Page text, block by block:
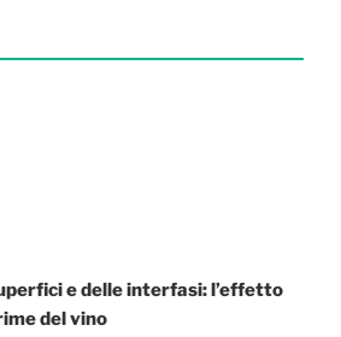
e delle interfasi: l’effetto
del vino